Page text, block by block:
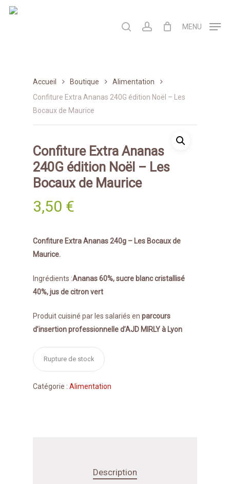
Skip
search account MENU
Accueil Boutique
Alimentation
Confiture Extra Ananas 240G édition Noël – Les
Bocaux de Maurice
Confiture Extra Ananas
240G édition Noël – Les
Bocaux de Maurice
3,50 €
Confiture Extra Ananas 240g – Les Bocaux de
Maurice.
Ingrédients :Ananas 60%,sucre blanc cristallisé
40%, jus de citron vert
Produit cuisiné par les salariés en parcours
d’insertion professionnelle d’AJD MIRLY à Lyon
Rupture de stock
Catégorie : Alimentation
Description